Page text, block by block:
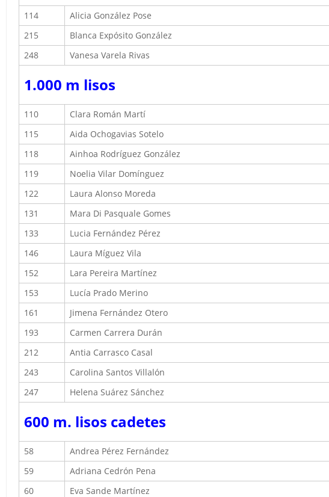
114 Alicia González Pose
215
Blanca Expósito González
248
Vanesa Varela Rivas
1.000 m lisos
110 Clara Román Martí
115
Aida Ochogavias Sotelo
118
Ainhoa Rodríguez González
119
Noelia Vilar Domínguez
122
Laura Alonso Moreda
131
Mara Di Pasquale Gomes
133
Lucia Fernández Pérez
146
Laura Míguez Vila
152
Lara Pereira Martínez
153
Lucía Prado Merino
161
Jimena Fernández Otero
193
Carmen Carrera Durán
212
Antia Carrasco Casal
243
Carolina Santos Villalón
247
Helena Suárez Sánchez
600 m. lisos cadetes
58 Andrea Pérez Fernández
59
Adriana Cedrón Pena
60
Eva Sande Martínez